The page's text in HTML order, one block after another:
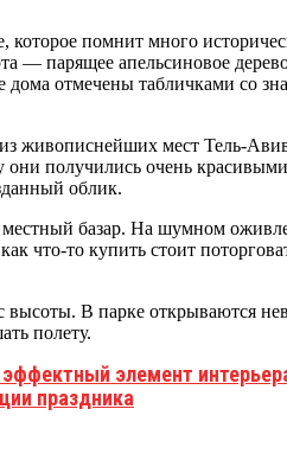
помнит много
— парящее апельсиновое
дома отмечены табличками со
живописнейших мест Тель-
получились очень
облик.
местный базар. На шумном
что-то купить стоит
В парке открываются
полету.
элемент
праздника